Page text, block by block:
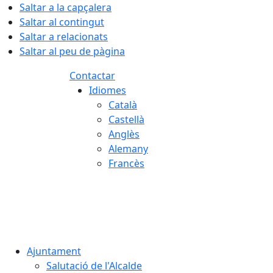
Saltar a la capçalera
Saltar al contingut
Saltar a relacionats
Saltar al peu de pàgina
Contactar
Idiomes
Català
Castellà
Anglès
Alemany
Francès
Ajuntament
Salutació de l'Alcalde